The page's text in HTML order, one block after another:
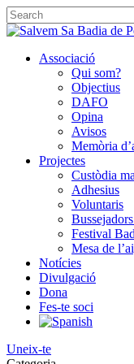
Skip
to
content
Close
Associació
Qui som?
Objectius
DAFO
Opina
Avisos
Memòria
Projectes
Custòdia
Adhesius
Voluntaris
Festival
Mesa de
Notícies
Divulgació
Dona
Fes-te soci
Uneix-te